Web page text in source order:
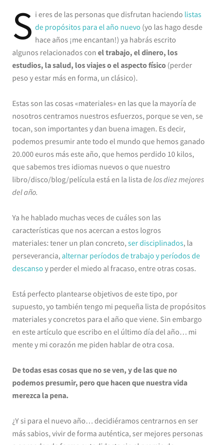
S i eres de las personas que disfrutan haciendo listas
de propósitos para el año nuevo (yo las hago desde
hace años ¡me encantan!) ya habrás escrito
algunos relacionados con el trabajo, el dinero, los
estudios, la salud, los viajes o el aspecto físico (perder
peso y estar más en forma, un clásico).
Estas son las cosas «materiales» en las que la mayoría de
nosotros centramos nuestros esfuerzos, porque se ven, se
tocan, son importantes y dan buena imagen. Es decir,
podemos presumir ante todo el mundo que hemos ganado
20.000 euros más este año, que hemos perdido 10 kilos,
que sabemos tres idiomas nuevos o que nuestro
libro/disco/blog/película está en la lista delos diez mejores
del año.
Ya he hablado muchas veces de cuáles son las
características que nos acercan a estos logros
materiales: tener un plan concreto, ser disciplinados, la
perseverancia, alternar períodos de trabajo y períodos de
descanso y perder el miedo al fracaso, entre otras cosas.
Está perfecto plantearse objetivos de este tipo, por
supuesto, yo también tengo mi pequeña lista de propósitos
materiales y concretos para el año que viene. Sin embargo
en este artículo que escribo en el último día del año… mi
mente y mi corazón me piden hablar de otra cosa.
De todas esas cosas que no se ven, y de las que no
podemos presumir, pero que hacen que nuestra vida
merezca la pena.
¿Y si para el nuevo año… decidiéramos centrarnos en ser
más sabios, vivir de forma auténtica, ser mejores personas